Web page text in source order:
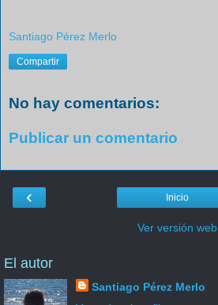
Santiago Pérez Merlo
Compartir
No hay comentarios:
Publicar un comentario
‹ Inicio
Ver versión web
El autor
Santiago Pérez Merlo